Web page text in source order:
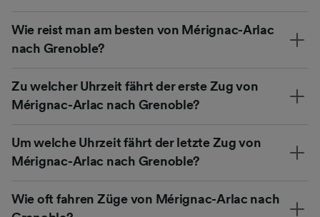
Wie reist man am besten von Mérignac-Arlac
nach Grenoble?
Zu welcher Uhrzeit fährt der erste Zug von
Mérignac-Arlac nach Grenoble?
Um welche Uhrzeit fährt der letzte Zug von
Mérignac-Arlac nach Grenoble?
Wie oft fahren Züge von Mérignac-Arlac nach